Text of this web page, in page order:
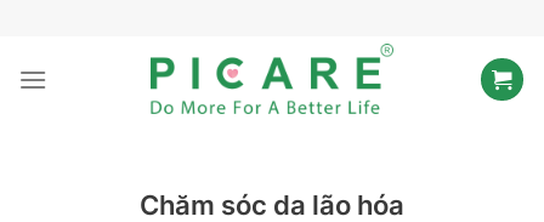
nội
Chăm sóc da lão hóa